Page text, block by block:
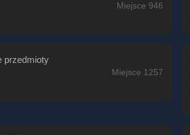
Miejsce 946
przedmioty
Miejsce 1257